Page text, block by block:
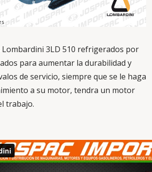
3LD 510 refrigerados por
para aumentar la durabilidad y
de servicio, siempre que se le haga
a su motor, tendra un motor
trabajo.